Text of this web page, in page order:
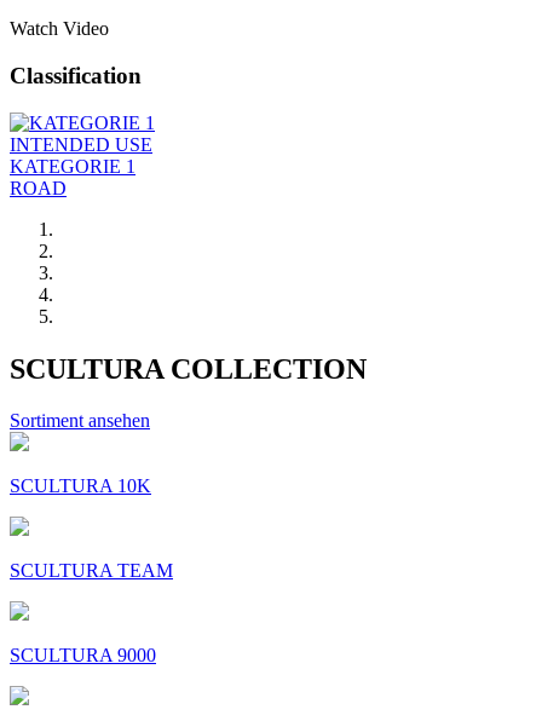
Watch Video
Classification
INTENDED USE
KATEGORIE 1
ROAD
SCULTURA COLLECTION
Sortiment ansehen
SCULTURA 10K
SCULTURA TEAM
SCULTURA 9000